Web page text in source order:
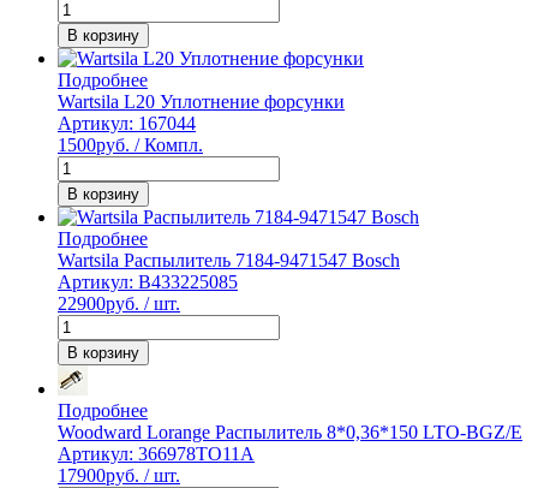
В корзину
Подробнее
Wartsila L20 Уплотнение форсунки
Артикул: 167044
1500руб. / Компл.
В корзину
Подробнее
Wartsila Распылитель 7184-9471547 Bosch
Артикул: B433225085
22900руб. / шт.
В корзину
Подробнее
Woodward Lorange Распылитель 8*0,36*150 LTO-BGZ/E
Артикул: 366978TO11A
17900руб. / шт.